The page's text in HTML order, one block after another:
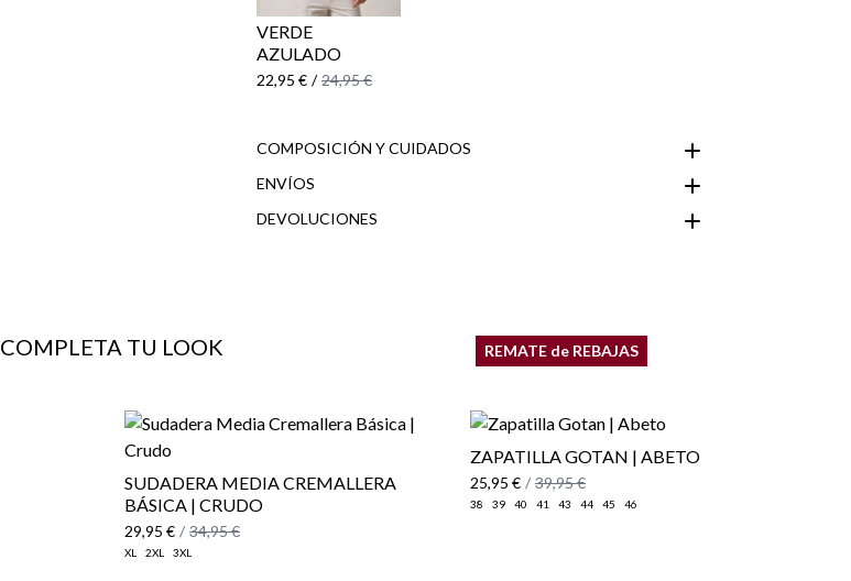
VERDE
AZULADO
22,95 € / 24,95 €
COMPOSICIÓN Y CUIDADOS
ENVÍOS
DEVOLUCIONES
COMPLETA TU LOOK
SUDADERA MEDIA CREMALLERA
BÁSICA | CRUDO
29,95 € / 34,95 €
XL 2XL 3XL
REMATE de REBAJAS
ZAPATILLA GOTAN | ABETO
25,95 € / 39,95 €
38 39 40 41 43 44 45 46